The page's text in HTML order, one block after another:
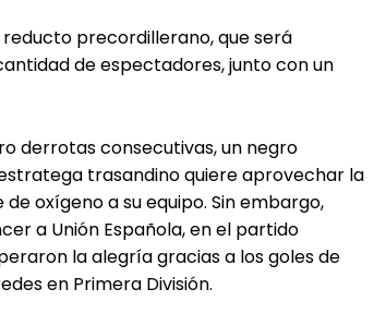
reducto precordillerano, que será
de espectadores, junto con un
derrotas consecutivas, un negro
trasandino quiere aprovechar la
oxígeno a su equipo. Sin embargo,
a Unión Española, en el partido
la alegría gracias a los goles de
en Primera División.